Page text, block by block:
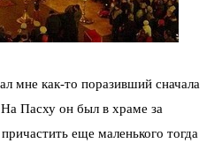
мне как-то поразивший сначала
Пасху он был в храме за
еще маленького тогда